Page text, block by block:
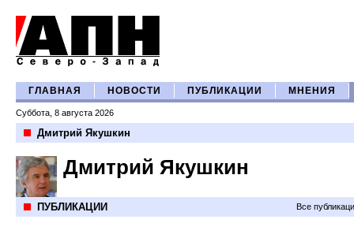
ГЛАВНАЯ НОВОСТИ ПУБЛИКАЦИИ МНЕНИЯ
Суббота, 8 августа 2026
Дмитрий Якушкин
Дмитрий Якушкин
ПУБЛИКАЦИИ Все